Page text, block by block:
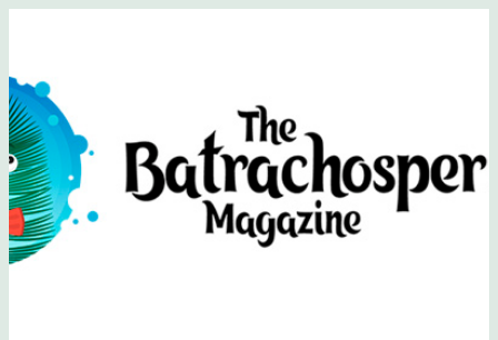
The Batrachospermum Magazine
Батрахоспермум (официальный сайт)